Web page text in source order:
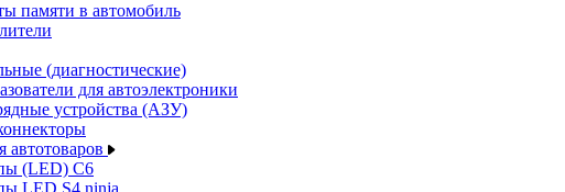
памяти в автомобиль
(диагностические)
для автоэлектроники
устройства (АЗУ)
автотоваров
(LED) C6
LED S4 ninja